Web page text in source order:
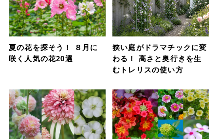
夏の花を探そう！ ８月に
咲く人気の花20選
狭い庭がドラマチックに変
わる！ 高さと奥行きを生
むトレリスの使い方